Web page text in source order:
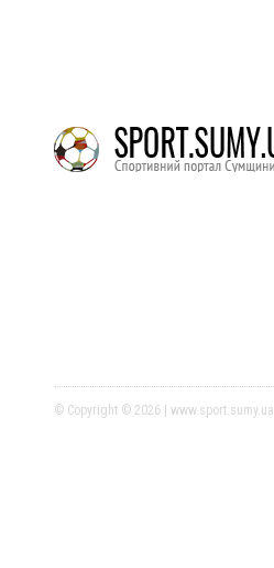
© Copyright © 2026 | www.sport.sumy.ua